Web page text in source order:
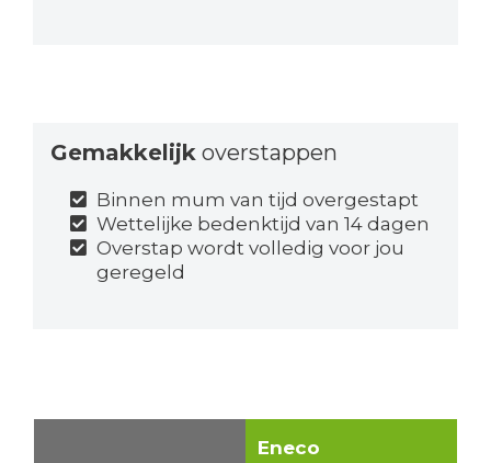
Gemakkelijkoverstappen
Binnen mum van tijd overgestapt
Wettelijke bedenktijd van 14 dagen
Overstap wordt volledig voor jou
geregeld
Eneco